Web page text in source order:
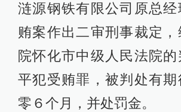
涟源钢铁有限公司原总经
贿案作出二审刑事裁定
院怀化市中级人民法院
平犯受贿罪，被判处有
零６个月，并处罚金。